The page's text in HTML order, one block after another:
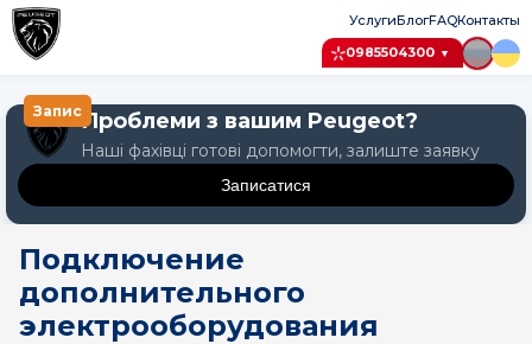
УслугиБлогFAQКонтакты
0985504300 ▼
Проблеми з вашим Peugeot?
Наші фахівці готові допомогти, залиште заявку
Записатися
Запис
Крок 2: Послуга
Крок 3: Дата
Оберіть модель Peugeot
Подключение
дополнительного
электрооборудования